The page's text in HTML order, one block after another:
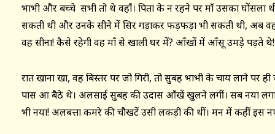
भाभी और बच्चे सभी तो थे वहाँ। पिता के न रहने पर माँ उसका
सकती थी और उनके सीने में सिर गड़ाकर फड़फड़ा भी सकती थी, अब
वह सीना! कैसे रहेगी वह माँ से खाली घर में? आँखों में आँसू उमड़े पड़ते थे!
रात खाना खा, वह बिस्तर पर जो गिरी, तो सुबह भाभी के चाय लाने पर
पास आ बैठे थे। अलसाई सुबह की उदास आँखें खुलने लगीं। सब नया
भी नया! अलबत्ता कमरे की चौखटें उसी लकड़ी की थीं। मन में कहीं इस